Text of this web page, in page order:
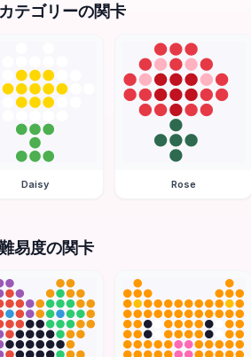
テゴリーの関卡
Daisy Rose
易度の関卡